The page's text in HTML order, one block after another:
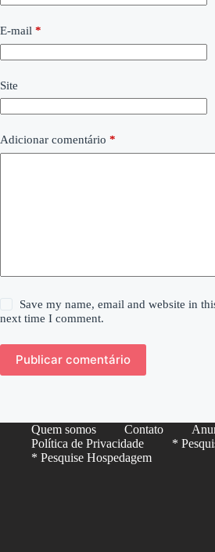
E-mail *
Site
Adicionar comentário *
Save my name, email and website in
next time I comment.
Publicar comentário
Quem somos Contato
Política de Privacidade
*
* Pesquise Hospedagem